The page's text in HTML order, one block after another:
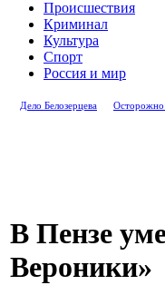
Происшествия
Криминал
Культура
Спорт
Россия и мир
Дело Белозерцева
В Пензе
Вероники»